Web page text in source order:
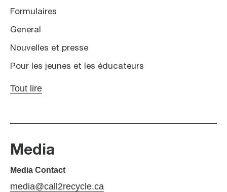
Formulaires
General
Nouvelles et presse
Pour les jeunes et les éducateurs
Tout lire
Media
Media Contact
media@call2recycle.ca